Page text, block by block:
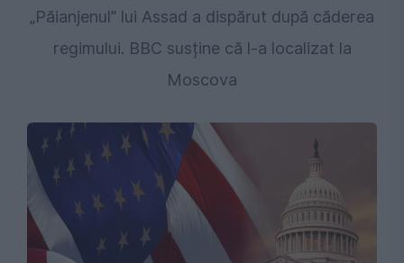
„Păianjenul” lui Assad a dispărut după căderea
regimului. BBC susține că l-a localizat la
Moscova